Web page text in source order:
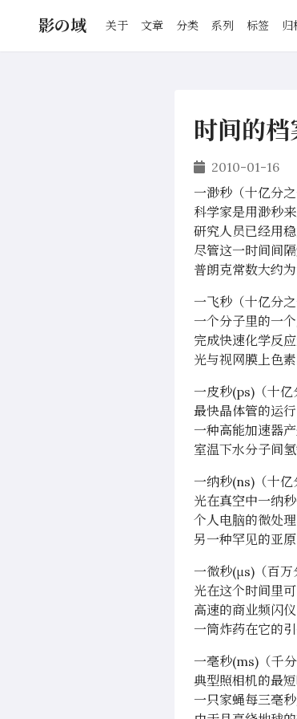
影の域 关于 文章 分类 系列 标签 归
时间的档
2010-01-16
一渺秒（十亿分
科学家是用渺秒
研究人员已经用
尽管这一时间间
普朗克常数大约
一飞秒（十亿分
一个分子里的一
完成快速化学反
光与视网膜上色
一皮秒(ps)（十亿
最快晶体管的运行
一种高能加速器
室温下水分子间
一纳秒(ns)（十亿
光在真空中一纳
个人电脑的微处
另一种罕见的亚
一微秒(μs)（百万
光在这个时间里
高速的商业频闪
一筒炸药在它的
一毫秒(ms)（千分
典型照相机的最
一只家蝇每三毫